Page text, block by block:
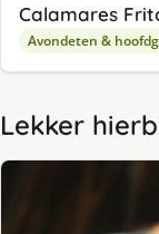
Calamares
Avondeten &
Lekker